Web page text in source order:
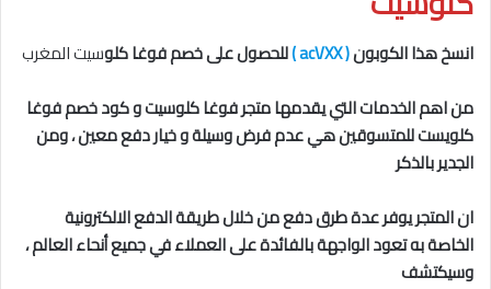
انسخ هذا الكوبون( acVXX ) للحصول على خصم فوغا كلوسيت المغرب
من اهم الخدمات التي يقدمها متجر فوغا كلوسيت و كود خصم فوغا
كلويست للمتسوقين هي عدم فرض وسيلة و خيار دفع معين ، ومن
الجدير بالذكر
ان المتجر يوفر عدة طرق دفع من خلال طريقة الدفع الالكترونية
الخاصة به تعود الواجهة بالفائدة على العملاء في جميع أنحاء العالم ،
وسيكتشف